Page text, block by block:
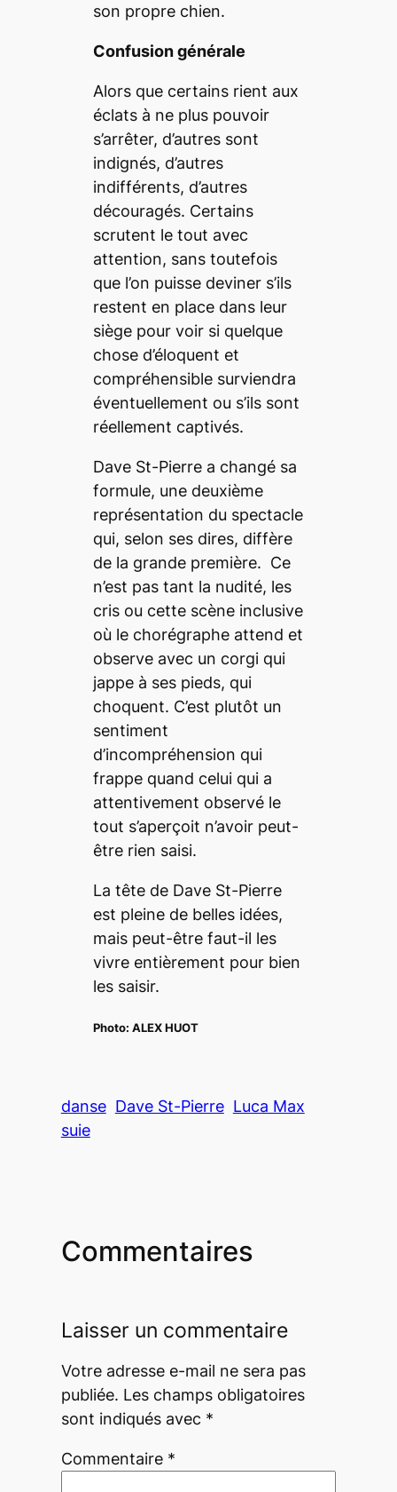
son propre chien.
Confusion générale
Alors que certains rient aux
éclats à ne plus pouvoir
s’arrêter, d’autres sont
indignés, d’autres
indifférents, d’autres
découragés. Certains
scrutent le tout avec
attention, sans toutefois
que l’on puisse deviner s’ils
restent en place dans leur
siège pour voir si quelque
chose d’éloquent et
compréhensible surviendra
éventuellement ou s’ils sont
réellement captivés.
Dave St-Pierre a changé sa
formule, une deuxième
représentation du spectacle
qui, selon ses dires, diffère
de la grande première. Ce
n’est pas tant la nudité, les
cris ou cette scène inclusive
où le chorégraphe attend et
observe avec un corgi qui
jappe à ses pieds, qui
choquent. C’est plutôt un
sentiment
d’incompréhension qui
frappe quand celui qui a
attentivement observé le
tout s’aperçoit n’avoir peut-
être rien saisi.
La tête de Dave St-Pierre
est pleine de belles idées,
mais peut-être faut-il les
vivre entièrement pour bien
les saisir.
Photo: ALEX HUOT
danse Dave St-Pierre Luca Max
suie
Commentaires
Laisser un commentaire
Votre adresse e-mail ne sera pas
publiée. Les champs obligatoires
sont indiqués avec *
Commentaire *